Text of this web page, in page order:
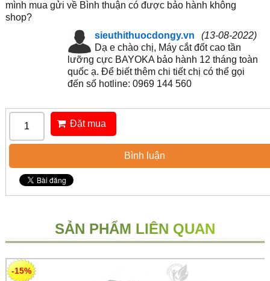
mình mua gửi về Bình thuận có được bảo hành không
shop?
sieuthithuocdongy.vn
(13-08-2022)
Dạ e chào chị, Máy cắt đốt cao tần
lưỡng cực BAYOKA bảo hành 12 tháng toàn
quốc ạ. Để biết thêm chi tiết chị có thể gọi
đến số hotline: 0969 144 560
Đặt mua
Bình luận
SẢN PHẨM LIÊN QUAN
-15%